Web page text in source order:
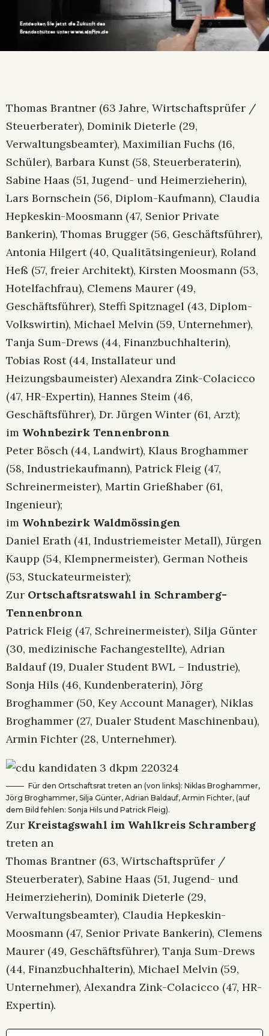
Thomas Brantner (63 Jahre, Wirtschaftsprüfer /
Steuerberater), Dominik Dieterle (29,
Verwaltungsbeamter), Maximilian Fuchs (16,
Schüler), Barbara Kunst (58, Steuerberaterin),
Sabine Haas (51, Jugend- und Heimerzieherin),
Lars Bornschein (56, Diplom-Kaufmann), Claudia
Hepkeskin-Moosmann (47, Senior Private
Bankerin), Thomas Brugger (56, Geschäftsführer),
Antonia Hilgert (40, Qualitätsingenieur), Roland
Heß (57, freier Architekt), Kirsten Moosmann (53,
Hotelfachfrau), Clemens Maurer (49,
Geschäftsführer), Steffi Spitznagel (43, Diplom-
Volkswirtin), Michael Melvin (59, Unternehmer),
Tanja Sum-Drews (44, Finanzbuchhalterin),
Tobias Rost (44, Installateur und
Heizungsbaumeister) Alexandra Zink-Colacicco
(47, HR-Expertin), Hannes Steim (46,
Geschäftsführer), Dr. Jürgen Winter (61, Arzt);
im Wohnbezirk Tennenbronn
Peter Bösch (44, Landwirt), Klaus Broghammer
(58, Industriekaufmann), Patrick Fleig (47,
Schreinermeister), Martin Grießhaber (61,
Ingenieur);
im Wohnbezirk Waldmössingen
Daniel Erath (41, Industriemeister Metall), Jürgen
Kaupp (54, Klempnermeister), German Notheis
(53, Stuckateurmeister);
Zur Ortschaftsratswahl in Schramberg-
Tennenbronn
Patrick Fleig (47, Schreinermeister), Silja Günter
(30, medizinische Fachangestellte), Adrian
Baldauf (19, Dualer Student BWL – Industrie),
Sonja Hils (46, Kundenberaterin), Jörg
Broghammer (50, Key Account Manager), Niklas
Broghammer (27, Dualer Student Maschinenbau),
Armin Fichter (28, Unternehmer).
Für den Ortschaftsrat treten an (von links): Niklas Broghammer,
Jörg Broghammer, Silja Günter, Adrian Baldauf, Armin Fichter, (auf
dem Bild fehlen: Sonja Hils und Patrick Fleig).
Zur Kreistagswahl im Wahlkreis Schramberg
treten an
Thomas Brantner (63, Wirtschaftsprüfer /
Steuerberater), Sabine Haas (51, Jugend- und
Heimerzieherin), Dominik Dieterle (29,
Verwaltungsbeamter), Claudia Hepkeskin-
Moosmann (47, Senior Private Bankerin), Clemens
Maurer (49, Geschäftsführer), Tanja Sum-Drews
(44, Finanzbuchhalterin), Michael Melvin (59,
Unternehmer), Alexandra Zink-Colacicco (47, HR-
Expertin).